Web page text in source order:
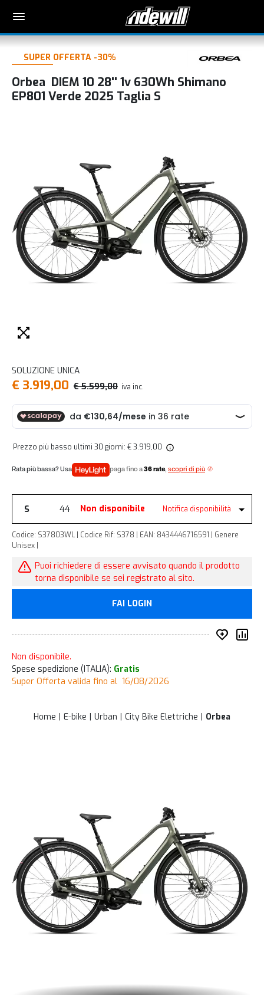
SUPER OFFERTA -30%
Orbea DIEM 10 28'' 1v 630Wh Shimano
EP801 Verde 2025 Taglia S
SOLUZIONE UNICA
€ 3.919,00 € 5.599,00 iva inc.
Prezzo più basso ultimi 30 giorni: € 3.919,00
paga fino a36 rate, scopri di più
S 44 Non disponibile Notifica disponibilità
Codice: S37803WL | Codice Rif: S378 | EAN: 8434446716591 | Genere
Unisex |
Puoi richiedere di essere avvisato quando il prodotto
torna disponibile se sei registrato al sito.
FAI LOGIN
Non disponibile.
Spese spedizione (ITALIA): Gratis
Super Offerta valida fino al 16/08/2026
Home E-bike Urban City Bike Elettriche Orbea